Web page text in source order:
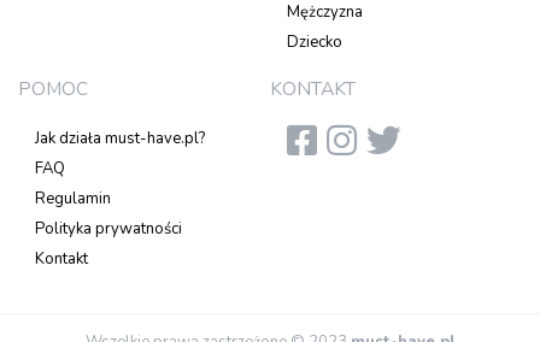
Mężczyzna
Dziecko
POMOC
Jak działa must-have.pl?
FAQ
Regulamin
Polityka prywatności
Kontakt
KONTAKT